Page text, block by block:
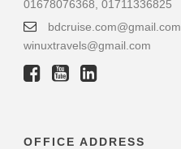
01678076368, 01711336825
bdcruise.com@gmail.com,
winuxtravels@gmail.com
OFFICE ADDRESS